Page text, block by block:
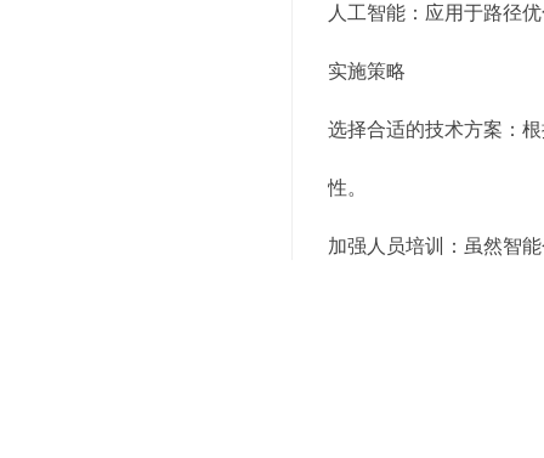
人工智能：应用于路径
实施策略
选择合适的技术方案：
性。
加强人员培训：虽然智